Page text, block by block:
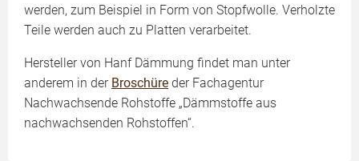
werden, zum Beispiel in Form von Stopfwolle. Verholzte
Teile werden auch zu Platten verarbeitet.
Hersteller von Hanf Dämmung findet man unter
anderem in der Broschüre der Fachagentur
Nachwachsende Rohstoffe „Dämmstoffe aus
nachwachsenden Rohstoffen“.